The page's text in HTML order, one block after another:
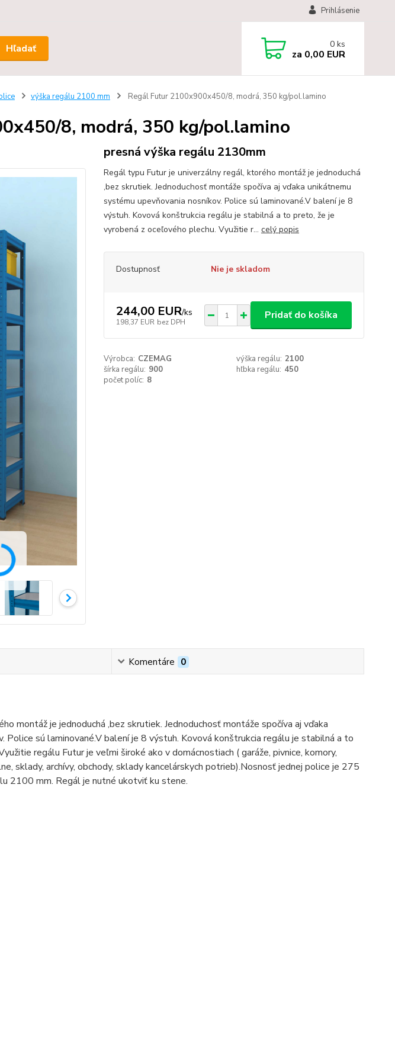
Prihlásenie
Hľadať 0 ks
za 0,00 EUR
výška regálu 2100 mm Regál Futur 2100x900x450/8, modrá, 350 kg/pol.lamino
8, modrá, 350 kg/pol.lamino
presná výška regálu 2130mm
Regál typu Futur je univerzálny regál, ktorého montáž je jednoduchá
,bez skrutiek. Jednoduchosť montáže spočíva aj vďaka unikátnemu
systému upevňovania nosníkov. Police sú laminované.V balení je 8
výstuh. Kovová konštrukcia regálu je stabilná a to preto, že je
vyrobená z oceľového plechu. Využitie r... celý popis
Dostupnosť Nie je skladom
244,00 EUR/ks
198,37 EUR bez DPH
Pridať do košíka
Výrobca: CZEMAG výška regálu: 2100
šírka regálu: 900 hľbka regálu: 450
počet políc: 8
Komentáre 0
montáž je jednoduchá ,bez skrutiek. Jednoduchosť montáže spočíva aj vďaka
Police sú laminované.V balení je 8 výstuh. Kovová konštrukcia regálu je stabilná a to
regálu Futur je veľmi široké ako v domácnostiach ( garáže, pivnice, komory,
sklady, archívy, obchody, sklady kancelárskych potrieb).Nosnosť jednej police je 275
2100 mm. Regál je nutné ukotviť ku stene.